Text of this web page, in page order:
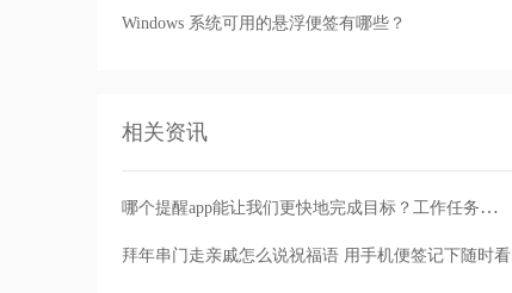
Windows 系统可用的悬浮便签有哪些？
相关资讯
哪个提醒app能让我们更快地完成目标？工作任务提醒软件推荐
拜年串门走亲戚怎么说祝福语 用手机便签记下随时看